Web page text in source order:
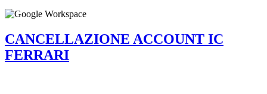
CANCELLAZIONE ACCOUNT IC
FERRARI